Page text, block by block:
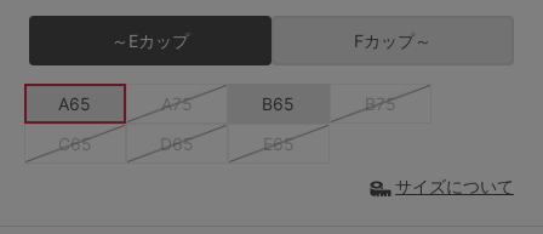
M-AB M-CD
L-CD L-EF
セールアイテムから探す
セールアイテム
その他から探す
～Eカップ Fカップ～
A65 A75 B65
B75
C65
D65 E65
サイズについて